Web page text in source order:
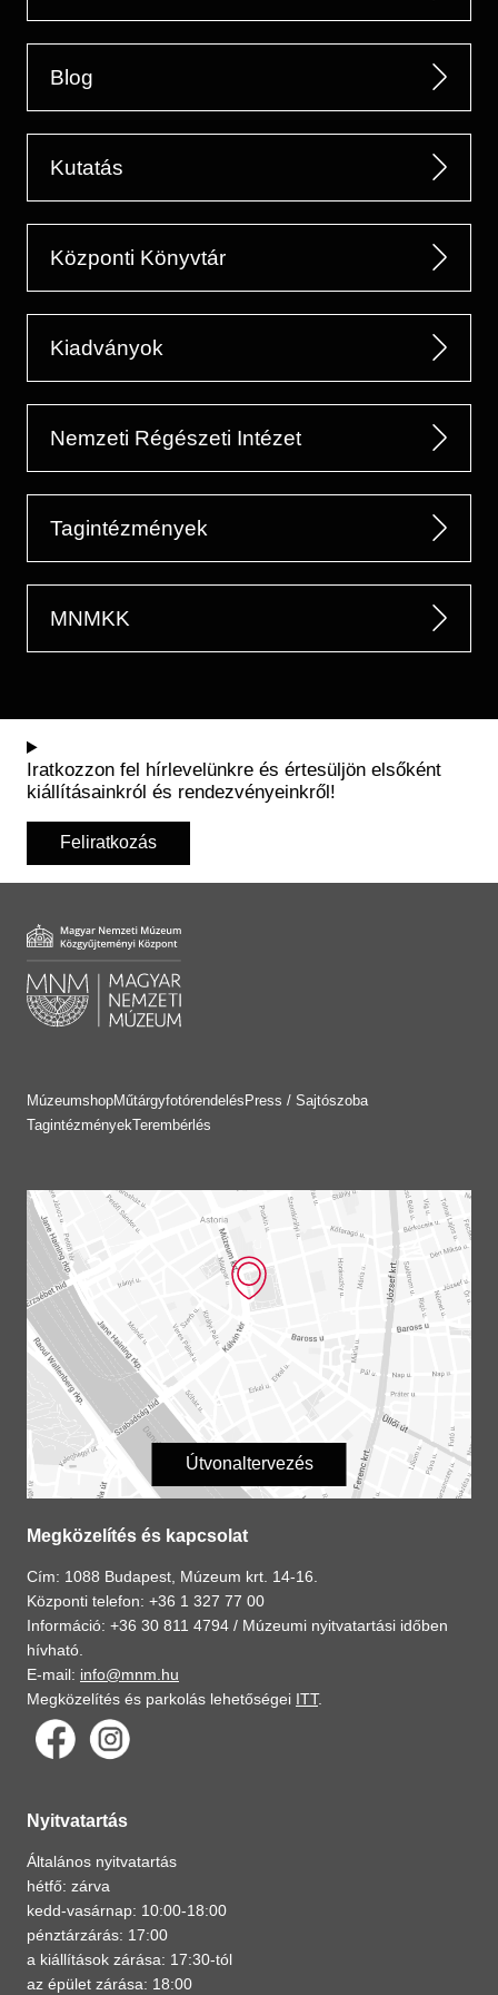
Blog
Kutatás
Központi Könyvtár
Kiadványok
Nemzeti Régészeti Intézet
Tagintézmények
MNMKK
Iratkozzon fel hírlevelünkre és értesüljön elsőként
kiállításainkról és rendezvényeinkről!
Feliratkozás
MúzeumshopMűtárgyfotórendelés Press / Sajtószoba
TagintézményekTerembérlés
Útvonaltervezés
Megközelítés és kapcsolat
Cím: 1088 Budapest, Múzeum krt. 14-16.
Központi telefon: +36 1 327 77 00
Információ: +36 30 811 4794 / Múzeumi nyitvatartási időben
hívható.
E-mail: info@mnm.hu
Megközelítés és parkolás lehetőségei ITT.
Nyitvatartás
Általános nyitvatartás
hétfő: zárva
kedd-vasárnap: 10:00-18:00
pénztárzárás: 17:00
a kiállítások zárása: 17:30-tól
az épület zárása: 18:00